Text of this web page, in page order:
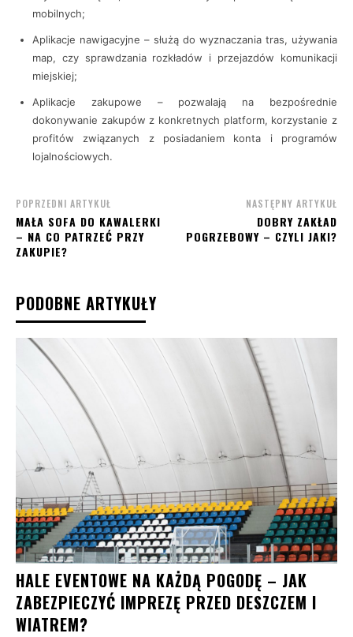
mobilnych;
Aplikacje nawigacyjne – służą do wyznaczania tras, używania
map, czy sprawdzania rozkładów i przejazdów komunikacji
miejskiej;
Aplikacje zakupowe – pozwalają na bezpośrednie
dokonywanie zakupów z konkretnych platform, korzystanie z
profitów związanych z posiadaniem konta i programów
lojalnościowych.
POPRZEDNI ARTYKUŁ
MAŁA SOFA DO KAWALERKI
– NA CO PATRZEĆ PRZY
ZAKUPIE?
NASTĘPNY ARTYKUŁ
DOBRY ZAKŁAD
POGRZEBOWY – CZYLI JAKI?
PODOBNE ARTYKUŁY
HALE EVENTOWE NA KAŻDĄ POGODĘ – JAK
ZABEZPIECZYĆ IMPREZĘ PRZED DESZCZEM I
WIATREM?